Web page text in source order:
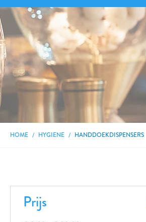
HOME HYGIENE HANDDOEKDISPENSERS
Prijs